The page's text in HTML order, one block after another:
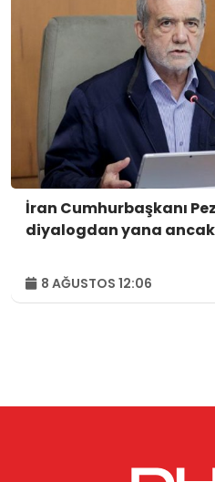
İran Cumhurbaşkanı
diyalogdan yana
8 AĞUSTOS 12:06